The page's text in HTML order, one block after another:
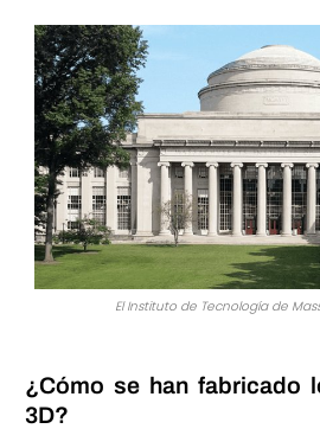
El Instituto de Tecnología de
¿Cómo se han fabricado
3D?